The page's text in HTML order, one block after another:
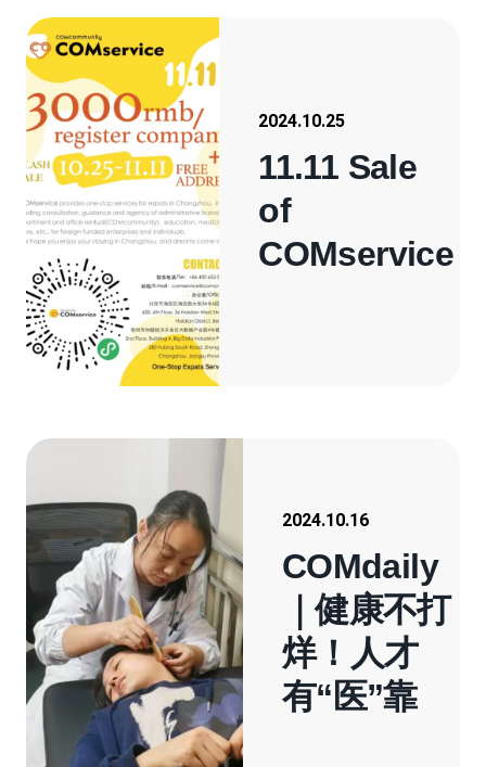
2024.10.25
11.11 Sale
of
COMservice
2024.10.16
COMdaily
｜健康不打
烊！人才
有“医”靠